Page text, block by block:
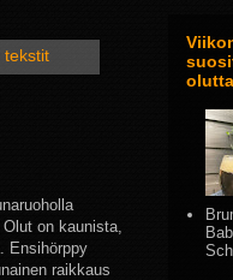
tekstit
on kaunista,
Ensihörppy
raikkaus
olutta